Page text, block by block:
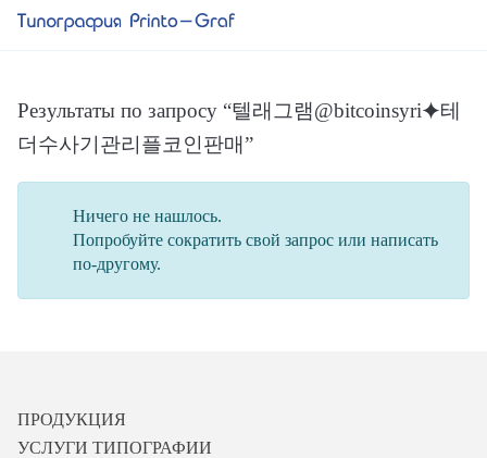
Результаты по запросу “텔래그램@bitcoinsyri⯌테
더수사기관리플코인판매”
Ничего не нашлось.
Попробуйте сократить свой запрос или написать
по-другому.
ПРОДУКЦИЯ
УСЛУГИ ТИПОГРАФИИ